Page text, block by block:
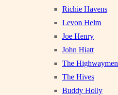
Richie Havens
Levon Helm
Joe Henry
John Hiatt
The Highwaymen
The Hives
Buddy Holly